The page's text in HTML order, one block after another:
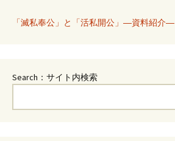
「滅私奉公」と「活私開公」―資料紹介―
Search：サイト内検索